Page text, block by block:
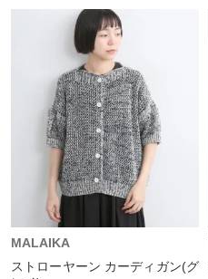
MALAIKA
ストローヤーン カーディガン(グ